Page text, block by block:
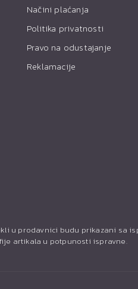
Načini plaćanja
Politika privatnosti
Pravo na odustajanje
Reklamacije
u prodavnici budu prikazani sa
artikala u potpunosti ispravne.